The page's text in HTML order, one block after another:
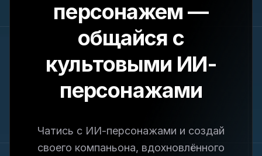
персонажем —
общайся с
культовыми ИИ-
персонажами
Чатись с ИИ-персонажами и создай
своего компаньона, вдохновлённого